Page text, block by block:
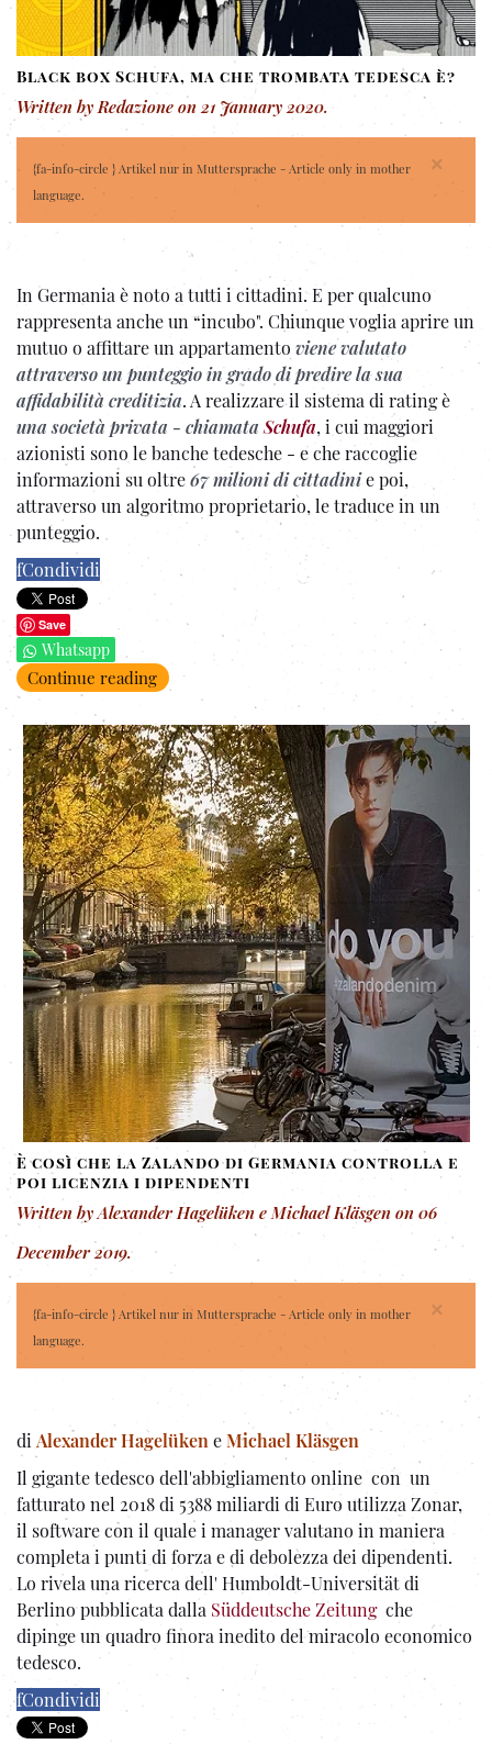
Black box Schufa, ma che trombata tedesca è?
Written by Redazione on 21 January 2020.
×
{fa-info-circle } Artikel nur in Muttersprache - Article only in mother
language.
In Germania è noto a tutti i cittadini. E per qualcuno
rappresenta anche un “incubo". Chiunque voglia aprire un
mutuo o affittare un appartamento viene valutato
attraverso un punteggio in grado di predire la sua
affidabilità creditizia. A realizzare il sistema di rating è
una società privata - chiamata Schufa, i cui maggiori
azionisti sono le banche tedesche - e che raccoglie
informazioni su oltre67 milioni di cittadinie poi,
attraverso un algoritmo proprietario, le traduce in un
punteggio.
fCondividi
Save
Whatsapp
Continue reading
È così che la Zalando di Germania controlla e
poi licenzia i dipendenti
Written by Alexander Hagelüken e Michael Kläsgen on 06
December 2019.
×
{fa-info-circle } Artikel nur in Muttersprache - Article only in mother
language.
di Alexander Hagelüken eMichael Kläsgen
Il gigante tedesco dell'abbigliamento online con un
fatturato nel 2018 di 5388 miliardi di Euro utilizza Zonar,
il software con il quale i manager valutano in maniera
completa i punti di forza e di debolezza dei dipendenti.
Lo rivela una ricerca dell' Humboldt-Universität di
Berlino pubblicata dalla Süddeutsche Zeitungche
dipinge un quadro finora inedito del miracolo economico
tedesco.
fCondividi